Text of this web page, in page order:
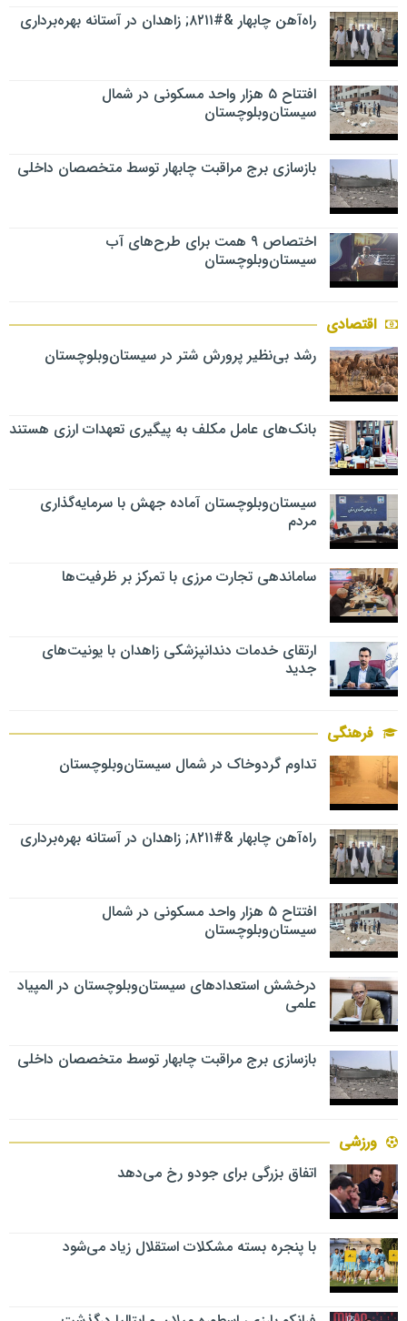
راه‌آهن چابهار &#۸۲۱۱; زاهدان در آستانه بهره‌برداری
افتتاح ۵ هزار واحد مسکونی در شمال
سیستان‌وبلوچستان
بازسازی برج مراقبت چابهار توسط متخصصان داخلی
اختصاص ۹ همت برای طرح‌های آب
سیستان‌وبلوچستان
اقتصادی
رشد بی‌نظیر پرورش شتر در سیستان‌وبلوچستان
بانک‌های عامل مکلف به پیگیری تعهدات ارزی هستند
سیستان‌وبلوچستان آماده جهش با سرمایه‌گذاری
مردم
ساماندهی تجارت مرزی با تمرکز بر ظرفیت‌ها
ارتقای خدمات دندانپزشکی زاهدان با یونیت‌های
جدید
فرهنگی
تداوم گردوخاک در شمال سیستان‌وبلوچستان
راه‌آهن چابهار &#۸۲۱۱; زاهدان در آستانه بهره‌برداری
افتتاح ۵ هزار واحد مسکونی در شمال
سیستان‌وبلوچستان
درخشش استعدادهای سیستان‌وبلوچستان در المپیاد
علمی
بازسازی برج مراقبت چابهار توسط متخصصان داخلی
ورزشی
اتفاق بزرگی برای جودو رخ می‌دهد
با پنجره بسته مشکلات استقلال زیاد می‌شود